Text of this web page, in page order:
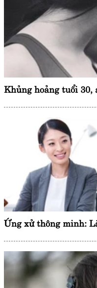
Khủng hoảng tuổi 30,
Ứng xử thông minh: